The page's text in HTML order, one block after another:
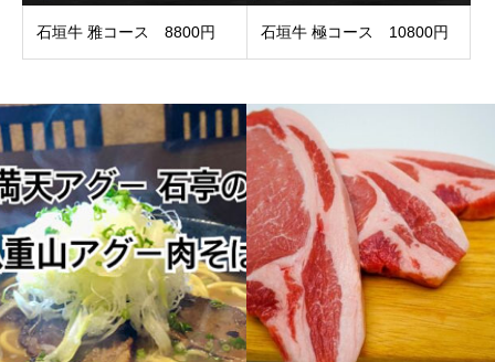
石垣牛 雅コース 8800円 石垣牛 極コース 10800円